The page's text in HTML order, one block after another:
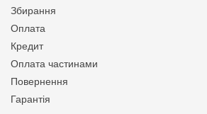
Збирання
Оплата
Кредит
Оплата частинами
Повернення
Гарантія